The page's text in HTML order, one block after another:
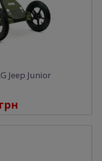
Jeep Junior